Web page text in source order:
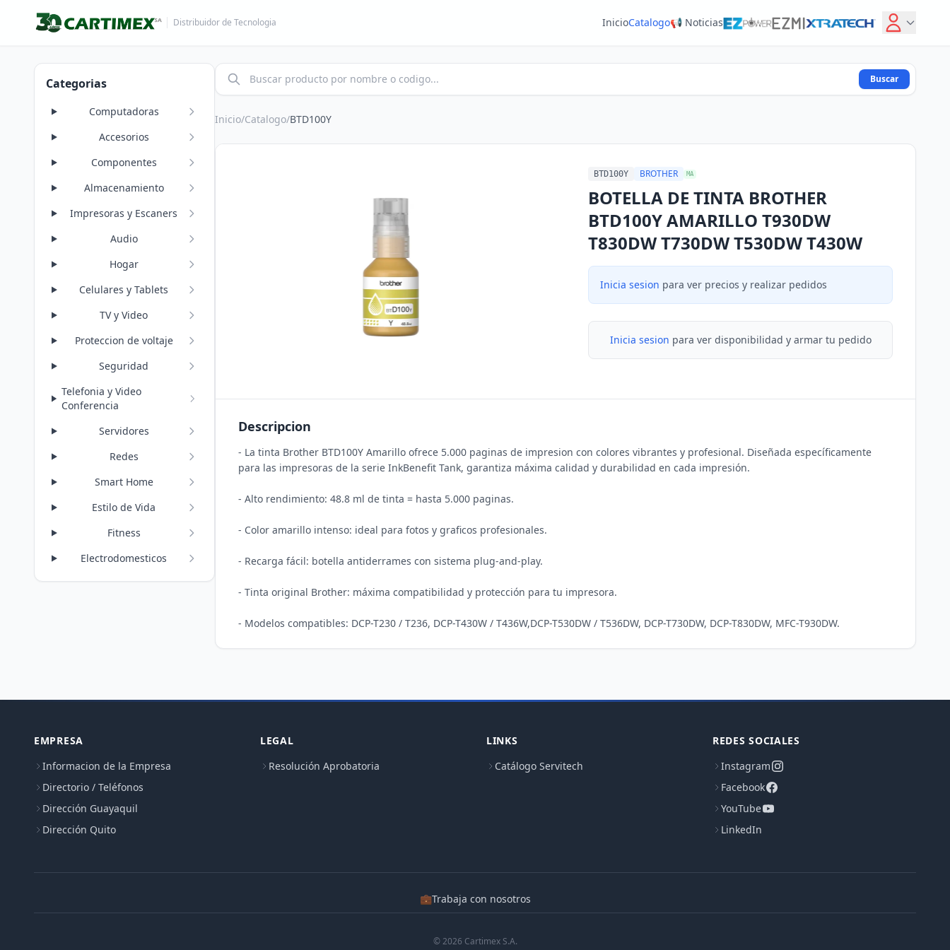
Distribuidor de Tecnologia InicioCatalogo📢 Noticias
Categorias
Computadoras
Accesorios
Componentes
Almacenamiento
Impresoras y Escaners
Audio
Hogar
Celulares y Tablets
TV y Video
Proteccion de voltaje
Seguridad
Telefonia y Video
Conferencia
Servidores
Redes
Smart Home
Estilo de Vida
Fitness
Electrodomesticos
Buscar
Inicio/Catalogo/BTD100Y
BTD100Y BROTHER MA
BOTELLA DE TINTA BROTHER
BTD100Y AMARILLO T930DW
T830DW T730DW T530DW T430W
Inicia sesion para ver precios y realizar pedidos
Inicia sesion para ver disponibilidad y armar tu pedido
Descripcion
- La tinta Brother BTD100Y Amarillo ofrece 5.000 paginas de impresion con colores vibrantes y profesional. Diseñada específicamente
para las impresoras de la serie InkBenefit Tank, garantiza máxima calidad y durabilidad en cada impresión.
- Alto rendimiento: 48.8 ml de tinta = hasta 5.000 paginas.
- Color amarillo intenso: ideal para fotos y graficos profesionales.
- Recarga fácil: botella antiderrames con sistema plug-and-play.
- Tinta original Brother: máxima compatibilidad y protección para tu impresora.
EMPRESA
Informacion de la Empresa
Directorio / Teléfonos
Dirección Guayaquil
Dirección Quito
LEGAL
Resolución Aprobatoria
LINKS
Catálogo Servitech
REDES SOCIALES
Instagram
Facebook
YouTube
LinkedIn
💼Trabaja con nosotros
© 2026 Cartimex S.A.